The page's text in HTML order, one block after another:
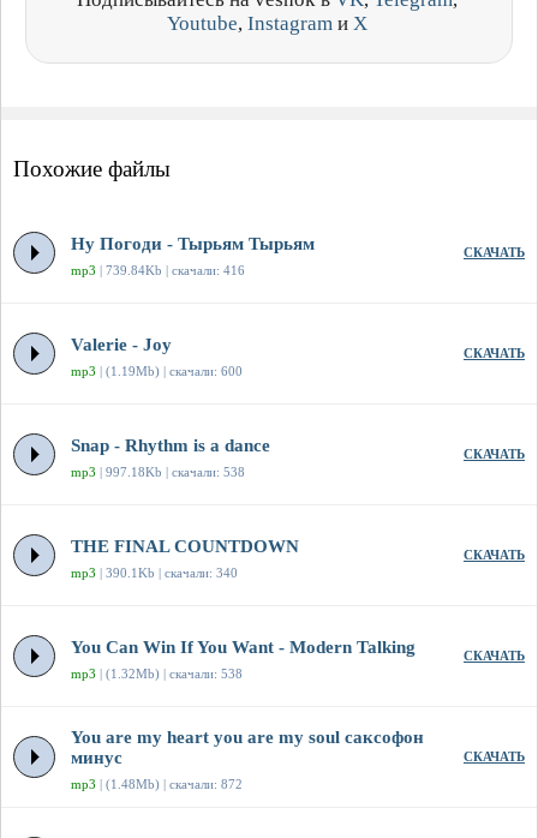
Youtube, Instagram и X
Похожие файлы
Ну Погоди - Тырьям Тырьям
mp3 | 739.84Kb | скачали: 416
СКАЧАТЬ
Valerie - Joy
mp3 | (1.19Mb) | скачали: 600
СКАЧАТЬ
Snap - Rhythm is a dance
mp3 | 997.18Kb | скачали: 538
СКАЧАТЬ
THE FINAL COUNTDOWN
mp3 | 390.1Kb | скачали: 340
СКАЧАТЬ
You Can Win If You Want - Modern Talking
mp3 | (1.32Mb) | скачали: 538
СКАЧАТЬ
You are my heart you are my soul саксофон
минус
mp3 | (1.48Mb) | скачали: 872
СКАЧАТЬ